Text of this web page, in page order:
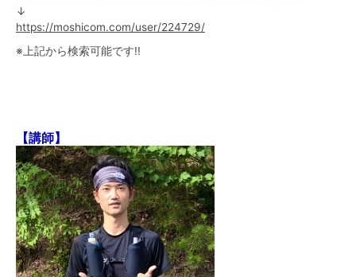
↓
https://moshicom.com/user/224729/
※上記から検索可能です!!
【講師】